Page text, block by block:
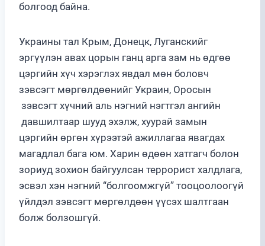
болгоод байна.
Украины тал Крым, Донецк, Луганскийг
эргүүлэн авах цорын ганц арга зам нь өдгөө
цэргийн хүч хэрэглэх явдал мөн боловч
зэвсэгт мөргөлдөөнийг Украин, Оросын
зэвсэгт хүчний аль нэгний нэгтгэл ангийн
давшилтаар шууд эхэлж, хуурай замын
цэргийн өргөн хүрээтэй ажиллагаа явагдах
магадлал бага юм. Харин өдөөн хатгагч болон
зориуд зохион байгуулсан террорист халдлага,
эсвэл хэн нэгний “болгоомжгүй” тооцоолоогүй
үйлдэл зэвсэгт мөргөлдөөн үүсэх шалтгаан
болж болзошгүй.